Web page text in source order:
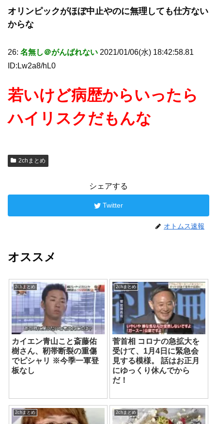
オリンピックがほぼ中止やのに無理しても仕方ない
からな
26: 名無し＠がんばれない 2021/01/06(水) 18:42:58.81
ID:Lw2a8/hL0
若いけど病歴からいったら
ハイリスクだもんな
2chまとめ
シェアする
Twitter
オトムス速報
オススメ
2chまとめ
カイエン青山こと斎藤佑
樹さん、靭帯断裂の重傷
でピシャリ ※今季一軍登
板なし
2chまとめ
菅首相 コロナの急拡大を
受けて、1月4日に緊急会
見する模様。 話はお正月
にゆっくり休んでから
だ！
2chまとめ 2chまとめ